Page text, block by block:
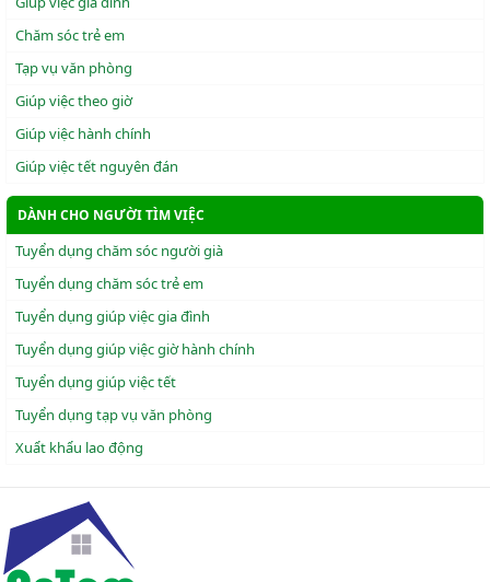
Chăm sóc trẻ em
Tạp vụ văn phòng
Giúp việc theo giờ
Giúp việc hành chính
Giúp việc tết nguyên đán
DÀNH CHO NGƯỜI TÌM VIỆC
Tuyển dụng chăm sóc người già
Tuyển dụng chăm sóc trẻ em
Tuyển dụng giúp việc gia đình
Tuyển dụng giúp việc giờ hành chính
Tuyển dụng giúp việc tết
Tuyển dụng tạp vụ văn phòng
Xuẩt khẩu lao động